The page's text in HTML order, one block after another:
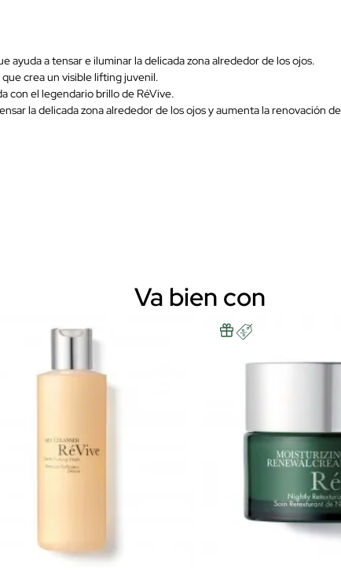
ayuda a tensar e iluminar la delicada zona alrededor de los ojos.
crea un visible lifting juvenil.
con el legendario brillo de RéVive.
la delicada zona alrededor de los ojos y aumenta la renovación
Va bien con